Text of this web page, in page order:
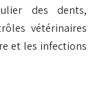
des dents,
vétérinaires
et les infections